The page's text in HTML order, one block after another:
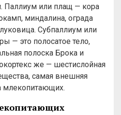
Паллиум или плащ — кора
миндалина, ограда
Субпаллиум или
— это полосатое тело,
полоска Брока и
же — шестислойная
самая внешняя
млекопитающих.